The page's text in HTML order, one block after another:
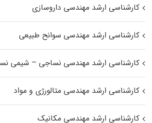
کارشناسی ارشد مهندسی داروسازی
کارشناسی ارشد مهندسی سوانح طبیعی
کارشناسی ارشد مهندسی نساجی – شیمی
کارشناسی ارشد مهندسی متالورژی و مواد
کارشناسی ارشد مهندسی مکانیک